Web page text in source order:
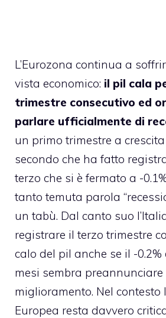
L’Eurozona continua a
vista economico: il pil cala
trimestre consecutivo ed
parlare ufficialmente di
un primo trimestre a crescita
secondo che ha fatto
terzo che si è fermato a -
tanto temuta parola
un tabù. Dal canto suo
registrare il terzo trimestre
calo del pil anche se il -
mesi sembra preannunciare
miglioramento. Nel contesto
Europea resta davvero